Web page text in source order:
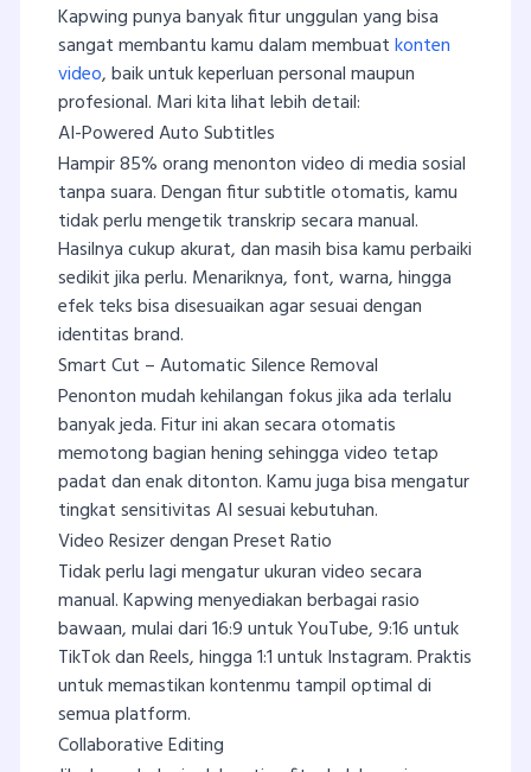
Kapwing punya banyak fitur unggulan yang bisa
sangat membantu kamu dalam membuatkonten
video, baik untuk keperluan personal maupun
profesional. Mari kita lihat lebih detail:
AI-Powered Auto Subtitles
Hampir 85% orang menonton video di media sosial
tanpa suara. Dengan fitur subtitle otomatis, kamu
tidak perlu mengetik transkrip secara manual.
Hasilnya cukup akurat, dan masih bisa kamu perbaiki
sedikit jika perlu. Menariknya, font, warna, hingga
efek teks bisa disesuaikan agar sesuai dengan
identitas brand.
Smart Cut – Automatic Silence Removal
Penonton mudah kehilangan fokus jika ada terlalu
banyak jeda. Fitur ini akan secara otomatis
memotong bagian hening sehingga video tetap
padat dan enak ditonton. Kamu juga bisa mengatur
tingkat sensitivitas AI sesuai kebutuhan.
Video Resizer dengan Preset Ratio
Tidak perlu lagi mengatur ukuran video secara
manual. Kapwing menyediakan berbagai rasio
bawaan, mulai dari 16:9 untuk YouTube, 9:16 untuk
TikTok dan Reels, hingga 1:1 untuk Instagram. Praktis
untuk memastikan kontenmu tampil optimal di
semua platform.
Collaborative Editing